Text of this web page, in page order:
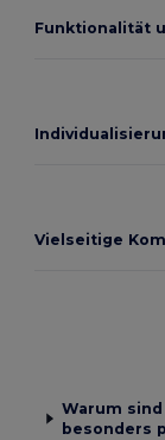
Funktionalität
Vielseitige
Warum
besonders